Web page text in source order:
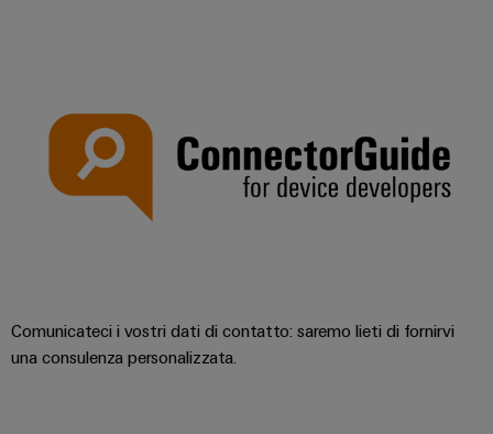
Comunicateci i vostri dati di contatto: saremo lieti di fornirvi
una consulenza personalizzata.